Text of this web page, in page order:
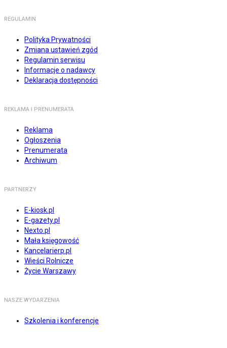
REGULAMIN
Polityka Prywatności
Zmiana ustawień zgód
Regulamin serwisu
Informacje o nadawcy
Deklaracja dostępności
REKLAMA I PRENUMERATA
Reklama
Ogłoszenia
Prenumerata
Archiwum
PARTNERZY
E-kiosk.pl
E-gazety.pl
Nexto.pl
Mała księgowość
Kancelarierp.pl
Wieści Rolnicze
Życie Warszawy
NASZE WYDARZENIA
Szkolenia i konferencje